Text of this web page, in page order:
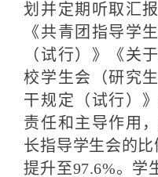
划并定期听取汇
《共青团指导学
（试行）》《关
校学生会（研究
干规定（试行）
责任和主导作用
长指导学生会的比
提升至97.6%。学